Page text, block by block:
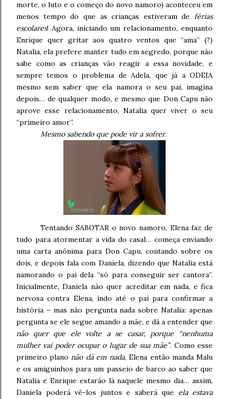
morte, o luto e o começo do novo namoro) aconteceu em
menos tempo do que as crianças estiveram de férias
escolares! Agora, iniciando um relacionamento, enquanto
Enrique quer gritar aos quatro ventos que “ama” (?)
Natalia, ela prefere manter tudo em segredo, porque não
sabe como as crianças vão reagir a essa novidade, e
sempre temos o problema de Adela, que já a ODEIA
mesmo sem saber que ela namora o seu pai, imagina
depois… de qualquer modo, e mesmo que Don Capu não
aprove esse relacionamento, Natalia quer viver o seu
“primeiro amor”.
Mesmo sabendo que pode vir a sofrer.
Tentando SABOTAR o novo namoro, Elena faz de
tudo para atormentar a vida do casal… começa enviando
uma carta anônima para Don Capu, contando sobre os
dois, e depois fala com Daniela, dizendo que Natalia está
namorando o pai dela “só para conseguir ser cantora”.
Inicialmente, Daniela não quer acreditar em nada, e fica
nervosa contra Elena, indo até o pai para confirmar a
história – mas não pergunta nada sobre Natalia: apenas
pergunta se ele segue amando a mãe, e dá a entender que
não quer que ele volte a se casar, porque “nenhuma
mulher vai poder ocupar o lugar de sua mãe”. Como esse
primeiro planonão dá em nada, Elena então manda Malu
e os amiguinhos para um passeio de barco ao saber que
Natalia e Enrique estarão lá naquele mesmo dia… assim,
Daniela poderá vê-los juntos e saberá que ela estava